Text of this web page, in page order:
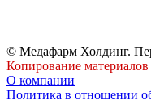
© Медафарм Холдинг.
Копирование
О компании
Политика в отношении